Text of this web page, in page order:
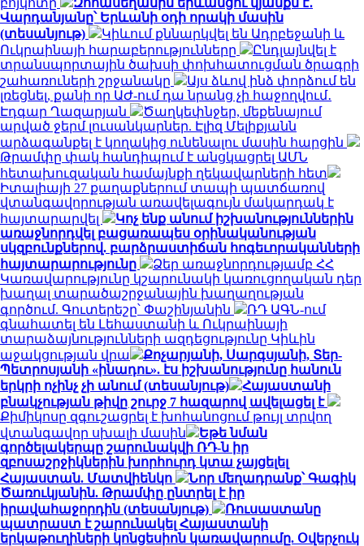
Վարդանյանը՝ Երևանի օդի որակի մասին
(տեսանյութ)
Կիևում քննարկվել են Ադրբեջանի և
Ուկրաինայի հարաբերությունները
Ընդլայնվել է
տրանսպորտային ծախսի փոխհատուցման ծրագրի
շահառուների շրջանակը
Այս ձևով ինձ փորձում են
լռեցնել, քանի որ ԱԺ-ում դա նրանց չի հաջողվում․
Էդգար Ղազարյան
Ծաղկեփնջեր, մեքենայում
արված ջերմ լուսանկարներ. Էլիզ Մելիքյանն
արձագանքել է կողակից ունենալու մասին հարցին
Թրամփը փակ հանդիպում է անցկացրել ԱՄՆ
հետախուզական համայնքի ղեկավարների հետ
Իտալիայի 27 քաղաքներում տապի պատճառով
վտանգավորության առավելագույն մակարդակ է
հայտարարվել
Կոչ ենք անում իշխանություններին
առաջնորդվել բացառապես օրինականության
սկզբունքներով. բարձրաստիճան հոգեւորականների
հայտարարությունը
Ձեր առաջնորդությամբ ՀՀ
Կառավարությունը կշարունակի կառուցողական դեր
խաղալ տարածաշրջանային խաղաղության
գործում. Գուտերեշը՝ Փաշինյանին
ՌԴ ԱԳՆ-ում
գնահատել են Լեհաստանի և Ուկրաինայի
տարաձայնությունների ազդեցությունը Կիևին
աջակցության վրա
Քոչարյանի, Սարգսյանի, Տեր-
Պետրոսյանի «ինադու». էս իշխանությունը հանուն
երկրի ոչինչ չի անում (տեսանյութ)
Հայաստանի
բնակչության թիվը շուրջ 7 հազարով ավելացել է
Քիմիկոսը զգուշացրել է խոհանոցում թույլ տրվող
վտանգավոր սխալի մասին
Եթե նման
գործելակերպը շարունակվի ՌԴ-ն իր
զբոսաշրջիկներին խորհուրդ կտա չայցելել
Հայաստան. Մատվիենկո
Նոր մեղադրանք՝ Գագիկ
Ծառուկյանին. Թրամփը ընտրել է իր
իրավահաջորդին (տեսանյութ)
Ռուսաստանը
պատրաստ է շարունակել Հայաստանի
երկաթուղիների կոնցեսիոն կառավարումը. Օվերչուկ